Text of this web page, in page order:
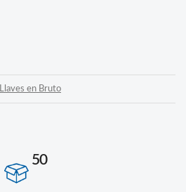
Llaves en Bruto
50